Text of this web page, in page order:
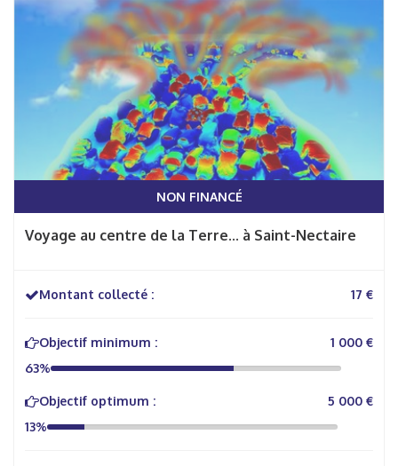
NON FINANCÉ
Voyage au centre de la Terre... à Saint-Nectaire
Montant collecté : 17 €
Objectif minimum :
1 000 €
63%
Objectif optimum :
5 000 €
13%